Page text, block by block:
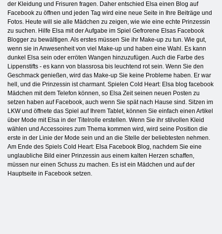
der Kleidung und Frisuren fragen. Daher entschied Elsa einen Blog auf
Facebook zu öffnen und jeden Tag wird eine neue Seite in Ihre Beiträge und
Fotos. Heute will sie alle Mädchen zu zeigen, wie wie eine echte Prinzessin
zu suchen. Hilfe Elsa mit der Aufgabe im Spiel Gefrorene Elsas Facebook
Blogger zu bewältigen. Als erstes müssen Sie ihr Make-up zu tun. Wie gut,
wenn sie in Anwesenheit von viel Make-up und haben eine Wahl. Es kann
dunkel Elsa sein oder erröten Wangen hinzuzufügen. Auch die Farbe des
Lippenstifts - es kann von blassrosa bis leuchtend rot sein. Wenn Sie den
Geschmack genießen, wird das Make-up Sie keine Probleme haben. Er war
hell, und die Prinzessin ist charmant. Spielen Cold Heart: Elsa blog facebook
Mädchen mit dem Telefon können, so Elsa Zeit seinen neuen Posten zu
setzen haben auf Facebook, auch wenn Sie spät nach Hause sind. Sitzen im
LKW und öffnete das Spiel auf Ihrem Tablet, können Sie einfach einen Artikel
über Mode mit Elsa in der Titelrolle erstellen. Wenn Sie ihr stilvollen Kleid
wählen und Accessoires zum Thema kommen wird, wird seine Position die
erste in der Linie der Mode sein und an die Stelle der beliebtesten nehmen.
Am Ende des Spiels Cold Heart: Elsa Facebook Blog, nachdem Sie eine
unglaubliche Bild einer Prinzessin aus einem kalten Herzen schaffen,
müssen nur einen Schuss zu machen. Es ist ein Mädchen und auf der
Hauptseite in Facebook setzen.